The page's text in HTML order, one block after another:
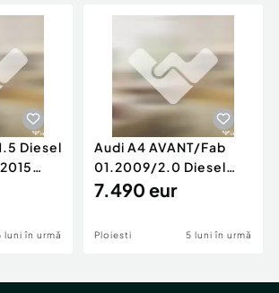
profesionale
si Vehicule
industriale
Diesel
12
luni în urmă
Audi A4 AVANT/Fab
01.2009/2.0 Diesel
140cp/Posibilitate
7.490 eur
Ploiesti 5 luni în urmă